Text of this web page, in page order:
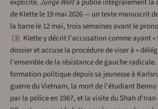
explicite.Junge Welta publié intégralement la
de Klette le 19 mai 2026 — un texte manuscrit
la barre le 12 mai, trois semaines avant le
3 Klette y décrit l'accusation comme ayant «
dossier et accuse la procédure de viser à «
l'ensemble de la résistance de gauche
formation politique depuis sa jeunesse à
guerre du Vietnam, la mort de l'étudiant
par la police en 1967, et la visite du Shah